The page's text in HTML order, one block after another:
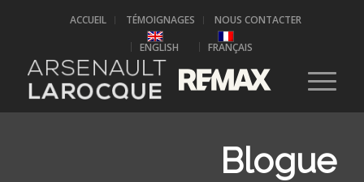
ACCUEIL TÉMOIGNAGES
NOUS CONTACTER
ENGLISH
FRANÇAIS
Blogue